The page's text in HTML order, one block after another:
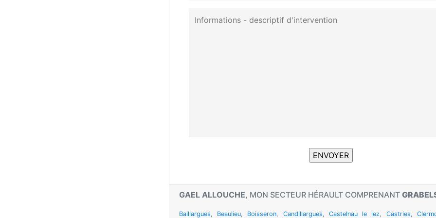
GAEL ALLOUCHE, MON SECTEUR HÉRAULT COMPRENANT
Baillargues Beaulieu Boisseron Candillargues Castelnau le lez Castries